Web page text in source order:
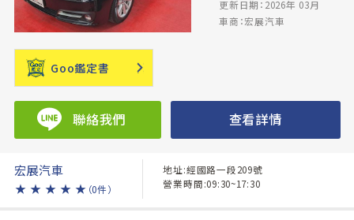
更新日期：2026年 03月
車商：宏展汽車
Goo鑑定書
聯絡我們 查看詳情
宏展汽車
★ ★ ★ ★ ★ （0件）
地址:經國路一段209號
營業時間:09:30~17:30